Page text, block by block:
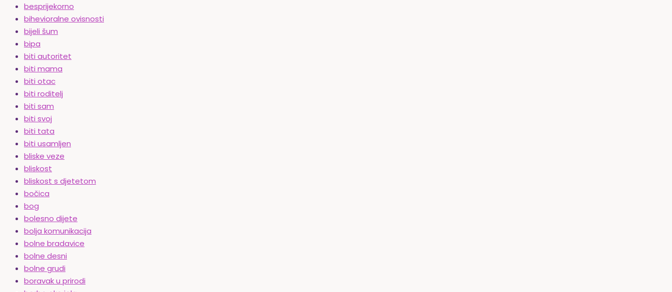
besprijekorno
bihevioralne ovisnosti
bijeli šum
bipa
biti autoritet
biti mama
biti otac
biti roditelj
biti sam
biti svoj
biti tata
biti usamljen
bliske veze
bliskost
bliskost s djetetom
bočica
bog
bolesno dijete
bolja komunikacija
bolne bradavice
bolne desni
bolne grudi
boravak u prirodi